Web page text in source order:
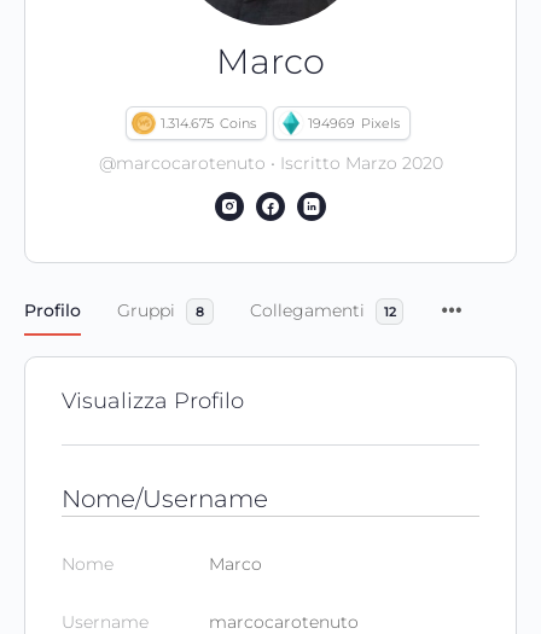
Marco
1.314.675 Coins 194969 Pixels
@marcocarotenuto • Iscritto Marzo 2020
Profilo Gruppi 8 Collegamenti 12
Visualizza Profilo
Nome/Username
Nome Marco
Username marcocarotenuto